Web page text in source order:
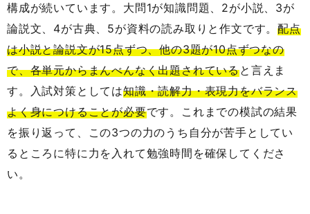
構成が続いています。大問1が知識問題、2が小説、3が
論説文、4が古典、5が資料の読み取りと作文です。配点
は小説と論説文が15点ずつ、他の3題が10点ずつなの
で、各単元からまんべんなく出題されていると言えま
す。入試対策としては知識・読解力・表現力をバランス
よく身につけることが必要です。これまでの模試の結果
を振り返って、この3つの力のうち自分が苦手としてい
るところに特に力を入れて勉強時間を確保してくださ
い。